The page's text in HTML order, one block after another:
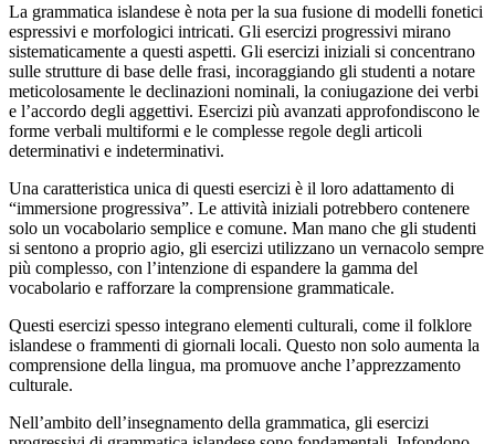
La grammatica islandese è nota per la sua fusione di modelli fonetici
espressivi e morfologici intricati. Gli esercizi progressivi mirano
sistematicamente a questi aspetti. Gli esercizi iniziali si concentrano
sulle strutture di base delle frasi, incoraggiando gli studenti a notare
meticolosamente le declinazioni nominali, la coniugazione dei verbi
e l’accordo degli aggettivi. Esercizi più avanzati approfondiscono le
forme verbali multiformi e le complesse regole degli articoli
determinativi e indeterminativi.
Una caratteristica unica di questi esercizi è il loro adattamento di
“immersione progressiva”. Le attività iniziali potrebbero contenere
solo un vocabolario semplice e comune. Man mano che gli studenti
si sentono a proprio agio, gli esercizi utilizzano un vernacolo sempre
più complesso, con l’intenzione di espandere la gamma del
vocabolario e rafforzare la comprensione grammaticale.
Questi esercizi spesso integrano elementi culturali, come il folklore
islandese o frammenti di giornali locali. Questo non solo aumenta la
comprensione della lingua, ma promuove anche l’apprezzamento
culturale.
Nell’ambito dell’insegnamento della grammatica, gli esercizi